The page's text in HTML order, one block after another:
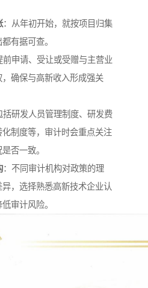
：从年初开始，就按项目归集
有据可查。
前申请、受让或受赠与主营业
确保与高新收入形成强关
括研发人员管理制度、研发费
制度等，审计时会重点关注
否一致。
：不同审计机构对政策的理
，选择熟悉高新技术企业认
审计风险。